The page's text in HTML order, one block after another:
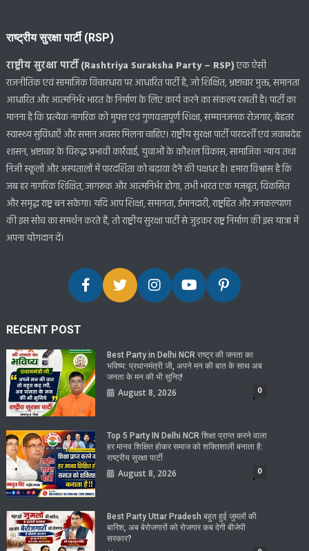
राष्ट्रीय सुरक्षा पार्टी (RSP)
राष्ट्रीय सुरक्षा पार्टी (Rashtriya Suraksha Party – RSP)एक ऐसी
राजनीतिक एवं सामाजिक विचारधारा पर आधारित पार्टी है, जो शिक्षित, भ्रष्टाचार मुक्त, समानता
आधारित और आत्मनिर्भर भारत के निर्माण के लिए कार्य करने का संकल्प रखती है। पार्टी का
मानना है कि प्रत्येक नागरिक को मुफ्त एवं गुणवत्तापूर्ण शिक्षा, सम्मानजनक रोजगार, बेहतर
स्वास्थ्य सुविधाएँ और समान अवसर मिलना चाहिए। राष्ट्रीय सुरक्षा पार्टी पारदर्शी एवं जवाबदेह
शासन, भ्रष्टाचार के विरुद्ध प्रभावी कार्रवाई, युवाओं के कौशल विकास, सामाजिक न्याय तथा
निजी स्कूलों और अस्पतालों में पारदर्शिता को बढ़ावा देने की पक्षधर है। हमारा विश्वास है कि
जब हर नागरिक शिक्षित, जागरूक और आत्मनिर्भर होगा, तभी भारत एक मजबूत, विकसित
और समृद्ध राष्ट्र बन सकेगा। यदि आप शिक्षा, समानता, ईमानदारी, राष्ट्रहित और जनकल्याण
की इस सोच का समर्थन करते हैं, तो राष्ट्रीय सुरक्षा पार्टी से जुड़कर राष्ट्र निर्माण की इस यात्रा में
अपना योगदान दें।
RECENT POST
Best Party in Delhi NCR राष्ट्र की जनता का
भविष्य: प्रधानमंत्री जी, अपने मन की बात के साथ अब
जनता के मन की भी सुनिए!
August 8, 2026 0
Top 5 Party IN Delhi NCR शिक्षा प्राप्त करने वाला
हर मानव शिक्षित होकर समाज को शक्तिशाली बनाता है:
राष्ट्रीय सुरक्षा पार्टी
August 8, 2026 0
Best Party Uttar Pradesh बहुत हुई जुमलों की
बारिश, अब बेरोजगारों को रोजगार कब देगी बीजेपी
सरकार?